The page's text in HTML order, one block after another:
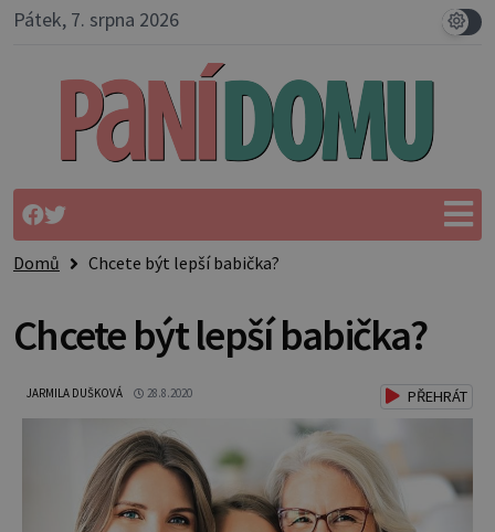
Pátek, 7. srpna 2026
Domů Chcete být lepší babička?
Chcete být lepší babička?
JARMILA DUŠKOVÁ 28.8.2020 PŘEHRÁT